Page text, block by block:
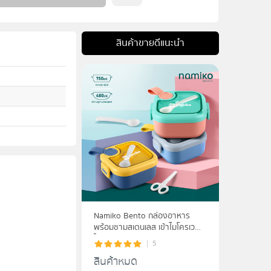
สินค้าขายดีแนะนำ
Namiko Bento กล่องอาหาร
พร้อมชามสเตนเลส เข้าไมโครเวฟ
ได้ ขนาด 750ml 5
สินค้าหมด